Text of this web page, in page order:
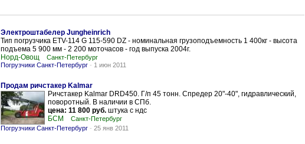
Электроштабелер Jungheinrich
Тип погрузчика ETV-114 G 115-590 DZ - номинальная грузоподъемность 1 400кг - высота
подъема 5 900 мм - 2 200 моточасов - год выпуска 2004г.
Норд-Овощ
Санкт-Петербург
Погрузчики Санкт-Петербург - 1 июн 2011
Продам ричстакер Kalmar
Ричстакер Kalmar DRD450. Г/п 45 тонн. Спредер 20"-40", гидравлический,
поворотный. В наличии в СПб.
цена: 11 800 руб. штука с ндс
БСМ
Санкт-Петербург
Погрузчики Санкт-Петербург - 25 янв 2011